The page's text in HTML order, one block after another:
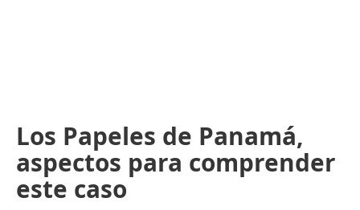
Los Papeles de Panamá,
aspectos para comprender
este caso